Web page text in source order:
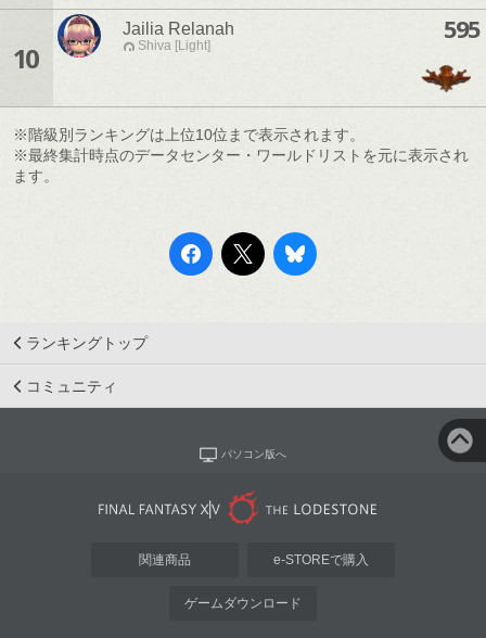
10
Jailia Relanah
Shiva [Light]
595
※階級別ランキングは上位10位まで表示されます。
※最終集計時点のデータセンター・ワールドリストを元に表示され
ます。
ランキングトップ
コミュニティ
パソコン版へ
関連商品 e-STOREで購入
ゲームダウンロード